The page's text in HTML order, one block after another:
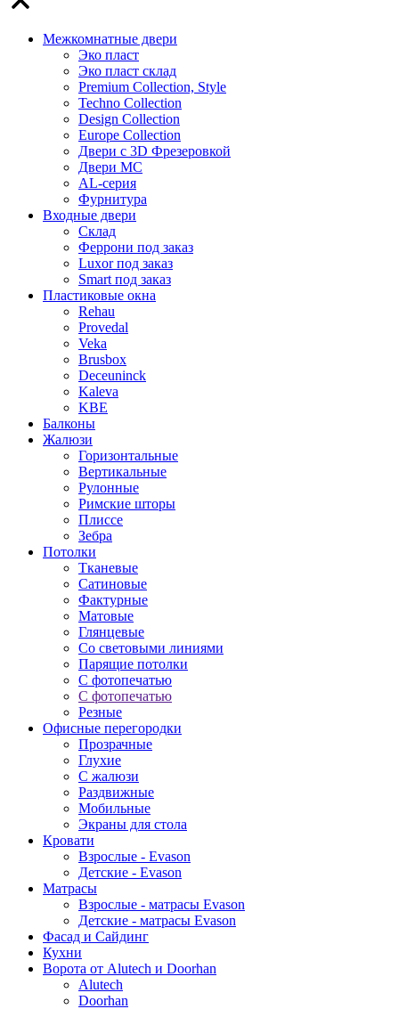
Межкомнатные двери
Эко пласт
Эко пласт склад
Premium Collection, Style
Techno Collection
Design Collection
Europe Collection
Двери с 3D Фрезеровкой
Двери МС
AL-серия
Фурнитура
Входные двери
Склад
Феррони под заказ
Luxor под заказ
Smart под заказ
Пластиковые окна
Rehau
Provedal
Veka
Brusbox
Deceuninck
Kaleva
KBE
Балконы
Жалюзи
Горизонтальные
Вертикальные
Рулонные
Римские шторы
Плиссе
Зебра
Потолки
Тканевые
Сатиновые
Фактурные
Матовые
Глянцевые
Со световыми линиями
Парящие потолки
С фотопечатью
С фотопечатью
Резные
Офисные перегородки
Прозрачные
Глухие
С жалюзи
Раздвижные
Мобильные
Экраны для стола
Кровати
Взрослые - Evason
Детские - Evason
Матрасы
Взрослые - матрасы Evason
Детские - матрасы Evason
Фасад и Сайдинг
Кухни
Ворота от Alutech и Doorhan
Alutech
Doorhan